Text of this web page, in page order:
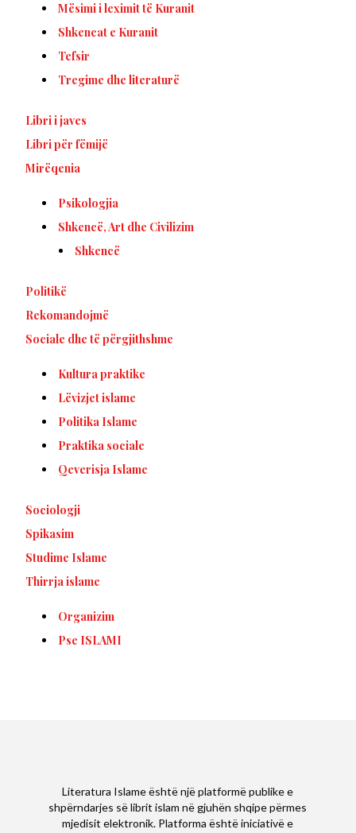
Mësimi i leximit të Kuranit
Shkencat e Kuranit
Tefsir
Tregime dhe literaturë
Libri i javes
Libri për fëmijë
Mirëqenia
Psikologjia
Shkencë, Art dhe Civilizim
Shkencë
Politikë
Rekomandojmë
Sociale dhe të përgjithshme
Kultura praktike
Lëvizjet islame
Politika Islame
Praktika sociale
Qeverisja Islame
Sociologji
Spikasim
Studime Islame
Thirrja islame
Organizim
Pse ISLAMI
Literatura Islame është një platformë publike e
shpërndarjes së librit islam në gjuhën shqipe përmes
mjedisit elektronik. Platforma është iniciativë e